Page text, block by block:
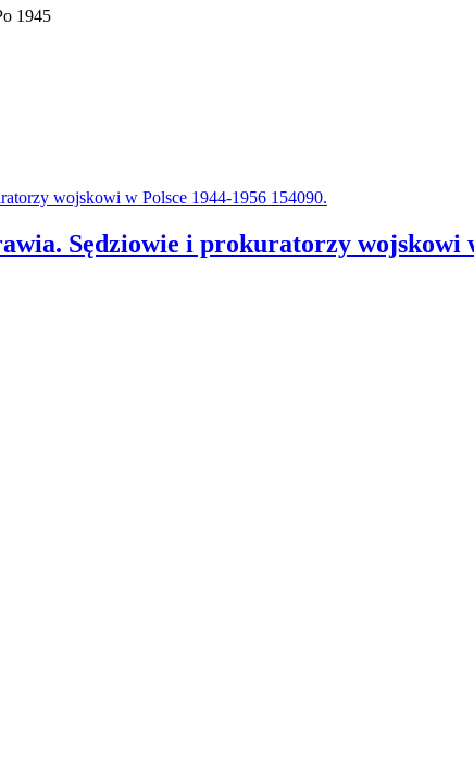
1945
Sędziowie i prokuratorzy wojskowi